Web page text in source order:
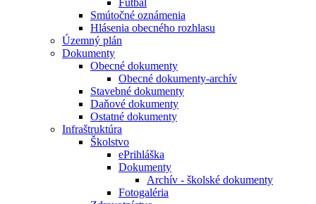
Smútočné oznámenia
Hlásenia obecného rozhlasu
Územný plán
Dokumenty
Obecné dokumenty
Obecné dokumenty-archív
Stavebné dokumenty
Daňové dokumenty
Ostatné dokumenty
Infraštruktúra
Školstvo
ePrihláška
Dokumenty
Archív - školské dokumenty
Fotogaléria